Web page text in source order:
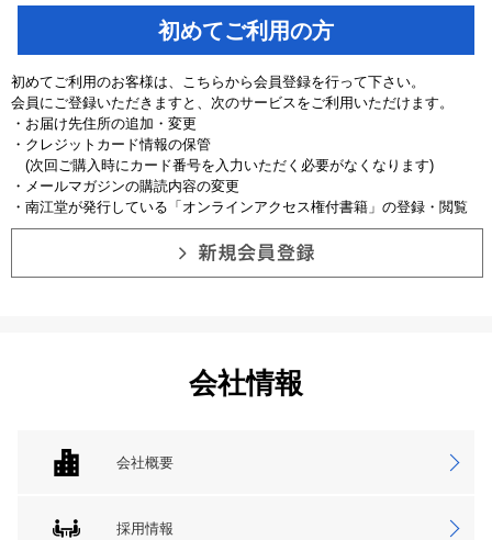
初めてご利用の方
初めてご利用のお客様は、こちらから会員登録を行って下さい。
会員にご登録いただきますと、次のサービスをご利用いただけます。
・お届け先住所の追加・変更
・クレジットカード情報の保管
(次回ご購入時にカード番号を入力いただく必要がなくなります)
・メールマガジンの購読内容の変更
・南江堂が発行している「オンラインアクセス権付書籍」の登録・閲覧
会社情報
会社概要
採用情報